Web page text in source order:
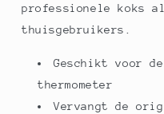
professionele koks
thuisgebruikers.
Geschikt voor
thermometer
Vervangt de